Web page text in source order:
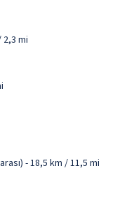
mi
- 18,5 km / 11,5 mi